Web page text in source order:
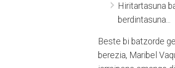
Hiritartasuna
berdintasuna...
Beste bi batzorde
berezia, Maribel